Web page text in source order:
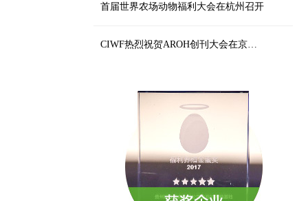
首届世界农场动物福利大会在杭州召开
CIWF热烈祝贺AROH创刊大会在京…